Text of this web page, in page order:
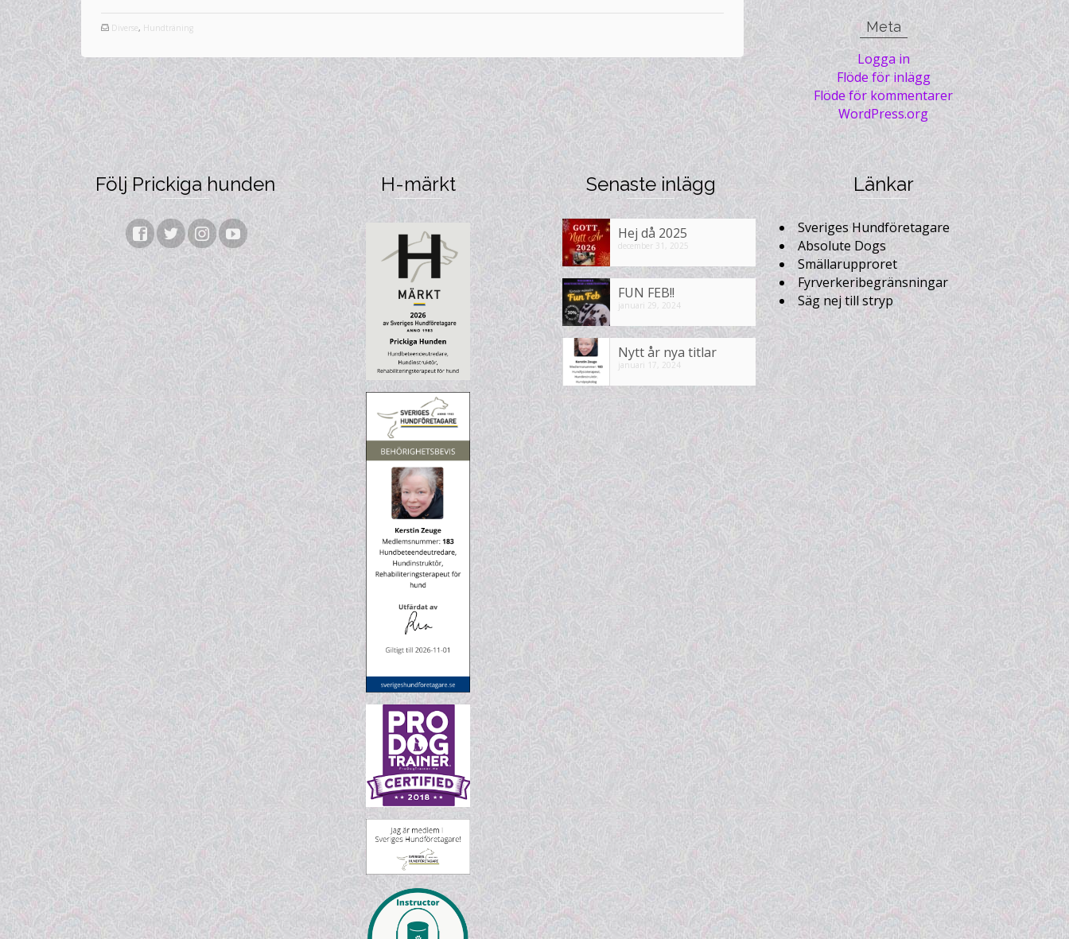
Diverse, Hundträning Meta
Logga in
Flöde för inlägg
Flöde för kommentarer
WordPress.org
Följ Prickiga hunden H-märkt Senaste inlägg
Hej då 2025
december 31, 2025
FUN FEB!!
januari 29, 2024
Nytt år nya titlar
januari 17, 2024
Länkar
Sveriges Hundföretagare
Absolute Dogs
Smällarupproret
Fyrverkeribegränsningar
Säg nej till stryp